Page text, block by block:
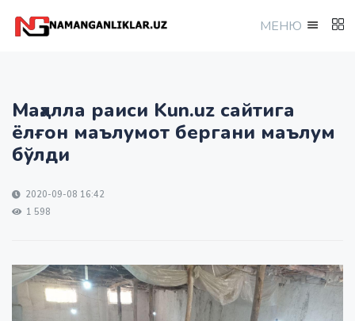
МEНЮ
Маҳалла раиси Kun.uz сайтига
ёлғон маълумот бергани маълум
бўлди
2020-09-08 16:42
1 598